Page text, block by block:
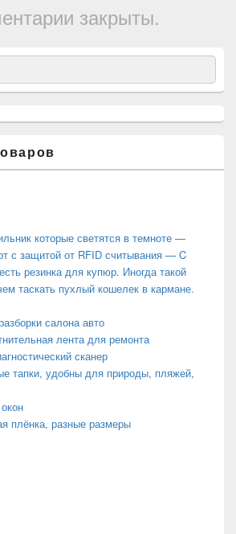
закрыты.
которые светятся в темноте —
с защитой от RFID считывания — C
резинка для купюр. Иногда такой
таскать пухлый кошелек в кармане.
салона авто
лента для ремонта
сканер
тапки, удобны для природы, пляжей,
плёнка, разные размеры